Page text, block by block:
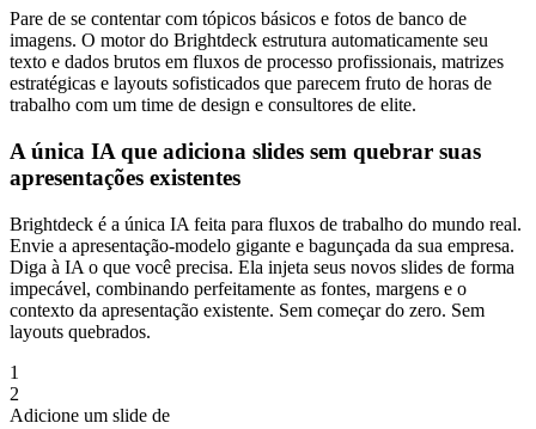
Pare de se contentar com tópicos básicos e fotos de banco de
imagens. O motor do Brightdeck estrutura automaticamente seu
texto e dados brutos em fluxos de processo profissionais, matrizes
estratégicas e layouts sofisticados que parecem fruto de horas de
trabalho com um time de design e consultores de elite.
A única IA que adiciona slides sem quebrar suas
apresentações existentes
Brightdeck é a única IA feita para fluxos de trabalho do mundo real.
Envie a apresentação-modelo gigante e bagunçada da sua empresa.
Diga à IA o que você precisa. Ela injeta seus novos slides de forma
impecável, combinando perfeitamente as fontes, margens e o
contexto da apresentação existente. Sem começar do zero. Sem
layouts quebrados.
1